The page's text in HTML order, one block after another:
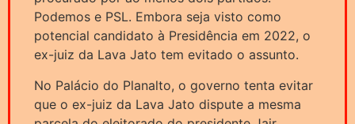
Podemos e PSL. Embora seja visto como
potencial candidato à Presidência em 2022, o
ex-juiz da Lava Jato tem evitado o assunto.
No Palácio do Planalto, o governo tenta evitar
que o ex-juiz da Lava Jato dispute a mesma